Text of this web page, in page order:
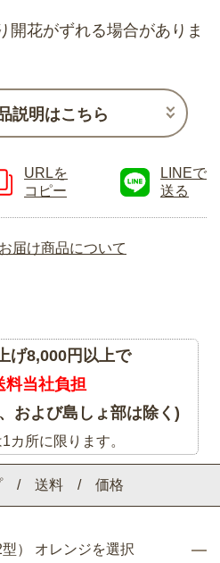
プ / 送料 / 価格
） オレンジを選択
花がずれる場合がありま
説明はこちら
URLを
コピー
LINEで
送る
届け商品について
げ8,000円以上で
料当社負担
および島しょ部は除く)
カ所に限ります。